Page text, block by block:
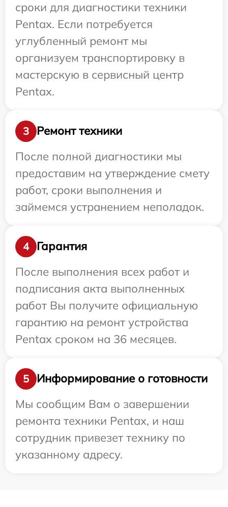
сроки для диагностики техники
Pentax. Если потребуется
углубленный ремонт мы
организуем транспортировку в
мастерскую в сервисный центр
Pentax.
3
Ремонт техники
После полной диагностики мы
предоставим на утверждение смету
работ, сроки выполнения и
займемся устранением неполадок.
4
Гарантия
После выполнения всех работ и
подписания акта выполненных
работ Вы получите официальную
гарантию на ремонт устройства
Pentax сроком на 36 месяцев.
5
Информирование о готовности
Мы сообщим Вам о завершении
ремонта техники Pentax, и наш
сотрудник привезет технику по
указанному адресу.